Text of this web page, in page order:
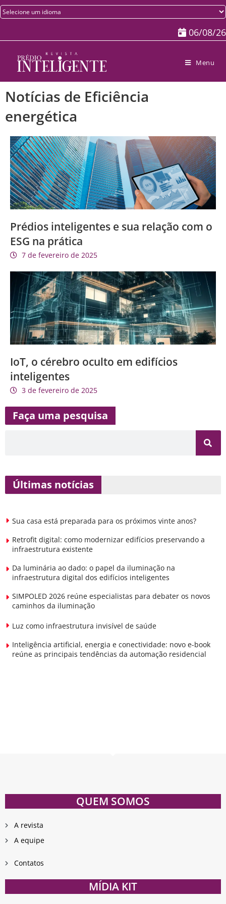
06/08/26
Menu
Notícias de Eficiência
energética
Prédios inteligentes e sua relação com o
ESG na prática
7 de fevereiro de 2025
IoT, o cérebro oculto em edifícios
inteligentes
3 de fevereiro de 2025
Faça uma pesquisa
Últimas notícias
Sua casa está preparada para os próximos vinte anos?
Retrofit digital: como modernizar edifícios preservando a
infraestrutura existente
Da luminária ao dado: o papel da iluminação na
infraestrutura digital dos edifícios inteligentes
SIMPOLED 2026 reúne especialistas para debater os novos
caminhos da iluminação
Luz como infraestrutura invisível de saúde
Inteligência artificial, energia e conectividade: novo e-book
reúne as principais tendências da automação residencial
QUEM SOMOS
A revista
A equipe
Contatos
MÍDIA KIT